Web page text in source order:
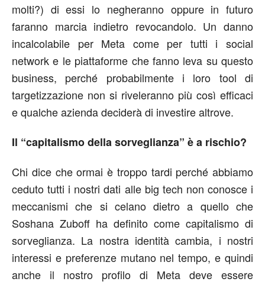
molti?) di essi lo negheranno oppure in futuro
faranno marcia indietro revocandolo. Un danno
incalcolabile per Meta come per tutti i social
network e le piattaforme che fanno leva su questo
business, perché probabilmente i loro tool di
targetizzazione non si riveleranno più così efficaci
e qualche azienda deciderà di investire altrove.
Il “capitalismo della sorveglianza” è a rischio?
Chi dice che ormai è troppo tardi perché abbiamo
ceduto tutti i nostri dati alle big tech non conosce i
meccanismi che si celano dietro a quello che
Soshana Zuboff ha definito come capitalismo di
sorveglianza. La nostra identità cambia, i nostri
interessi e preferenze mutano nel tempo, e quindi
anche il nostro profilo di Meta deve essere